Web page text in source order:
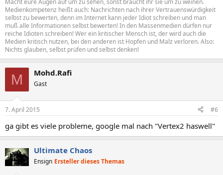
Macht eure Augen auf um zu sehen, sonst braucht ihr sie um zu weinen.
Medienkompetenz heißt auch: Nachrichten nach ihrer Vertrauenswürdigkeit
selbst zu bewerten, denn im Internet kann jeder Idiot schreiben und man
muß alle Informationen selbst bewerten! In den Massenmedien dürfen nur
reiche Idioten schreiben! Wer ein kritischer Mensch ist, der wird auch die
Medien kritisch nutzen, bei den anderen ist Hopfen und Malz verloren. Also:
Nichts glauben, selbst prüfen und selbst denken!
M Mohd.Rafi
Gast
7. April 2015 #6
ga gibt es viele probleme, google mal nach "Vertex2 haswell"
Ultimate Chaos
Ensign Ersteller dieses Themas